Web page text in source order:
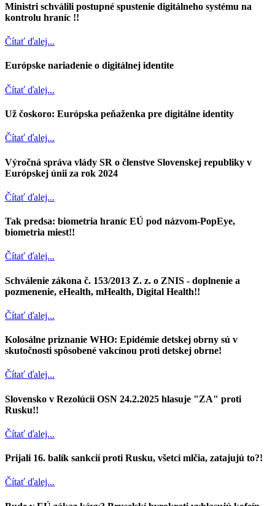
Ministri schválili postupné spustenie digitálneho systému na
kontrolu hraníc !!
Čítať ďalej...
Európske nariadenie o digitálnej identite
Čítať ďalej...
Už čoskoro: Európska peňaženka pre digitálne identity
Čítať ďalej...
Výročná správa vlády SR o členstve Slovenskej republiky v
Európskej únii za rok 2024
Čítať ďalej...
Tak predsa: biometria hraníc EÚ pod názvom-PopEye,
biometria miest!!
Čítať ďalej...
Schválenie zákona č. 153/2013 Z. z. o ZNIS - doplnenie a
pozmenenie, eHealth, mHealth, Digital Health!!
Čítať ďalej...
Kolosálne priznanie WHO: Epidémie detskej obrny sú v
skutočnosti spôsobené vakcínou proti detskej obrne!
Čítať ďalej...
Slovensko v Rezolúcii OSN 24.2.2025 hlasuje "ZA" proti
Rusku!!
Čítať ďalej...
Prijali 16. balík sankcií proti Rusku, všetci mlčia, zatajujú to?!
Čítať ďalej...